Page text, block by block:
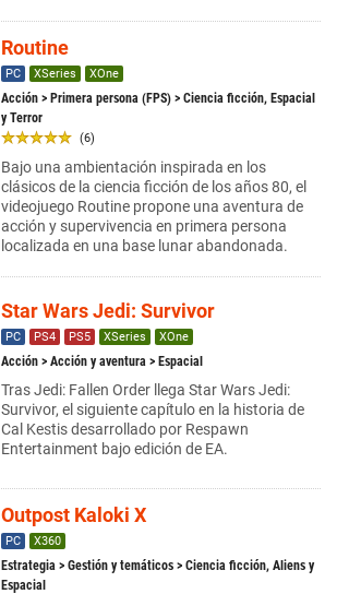
Routine
PC XSeries XOne
Acción > Primera persona (FPS) > Ciencia ficción, Espacial
y Terror
(6)
Bajo una ambientación inspirada en los
clásicos de la ciencia ficción de los años 80, el
videojuego Routine propone una aventura de
acción y supervivencia en primera persona
localizada en una base lunar abandonada.
Star Wars Jedi: Survivor
PC PS4 PS5 XSeries XOne
Acción > Acción y aventura > Espacial
Tras Jedi: Fallen Order llega Star Wars Jedi:
Survivor, el siguiente capítulo en la historia de
Cal Kestis desarrollado por Respawn
Entertainment bajo edición de EA.
Outpost Kaloki X
PC X360
Estrategia > Gestión y temáticos > Ciencia ficción, Aliens y
Espacial